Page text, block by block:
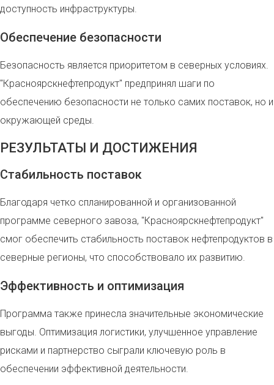
доступность инфраструктуры.
Обеспечение безопасности
Безопасность является приоритетом в северных условиях.
"Красноярскнефтепродукт" предпринял шаги по
обеспечению безопасности не только самих поставок, но и
окружающей среды.
РЕЗУЛЬТАТЫ И ДОСТИЖЕНИЯ
Стабильность поставок
Благодаря четко спланированной и организованной
программе северного завоза, "Красноярскнефтепродукт"
смог обеспечить стабильность поставок нефтепродуктов в
северные регионы, что способствовало их развитию.
Эффективность и оптимизация
Программа также принесла значительные экономические
выгоды. Оптимизация логистики, улучшенное управление
рисками и партнерство сыграли ключевую роль в
обеспечении эффективной деятельности.